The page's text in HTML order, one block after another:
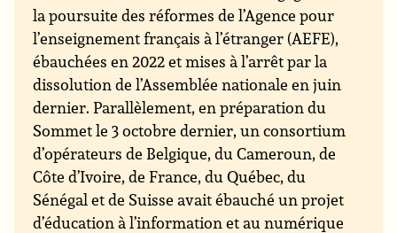
la poursuite des réformes de l’Agence pour
l’enseignement français à l’étranger (AEFE),
ébauchées en 2022 et mises à l’arrêt par la
dissolution de l’Assemblée nationale en juin
dernier. Parallèlement, en préparation du
Sommet le 3 octobre dernier, un consortium
d’opérateurs de Belgique, du Cameroun, de
Côte d’Ivoire, de France, du Québec, du
Sénégal et de Suisse avait ébauché un projet
d’éducation à l’information et au numérique